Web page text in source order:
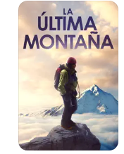
La
última
montaña